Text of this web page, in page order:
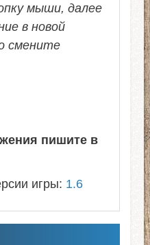
мыши, далее
в новой
смените
пишите в
игры: 1.6